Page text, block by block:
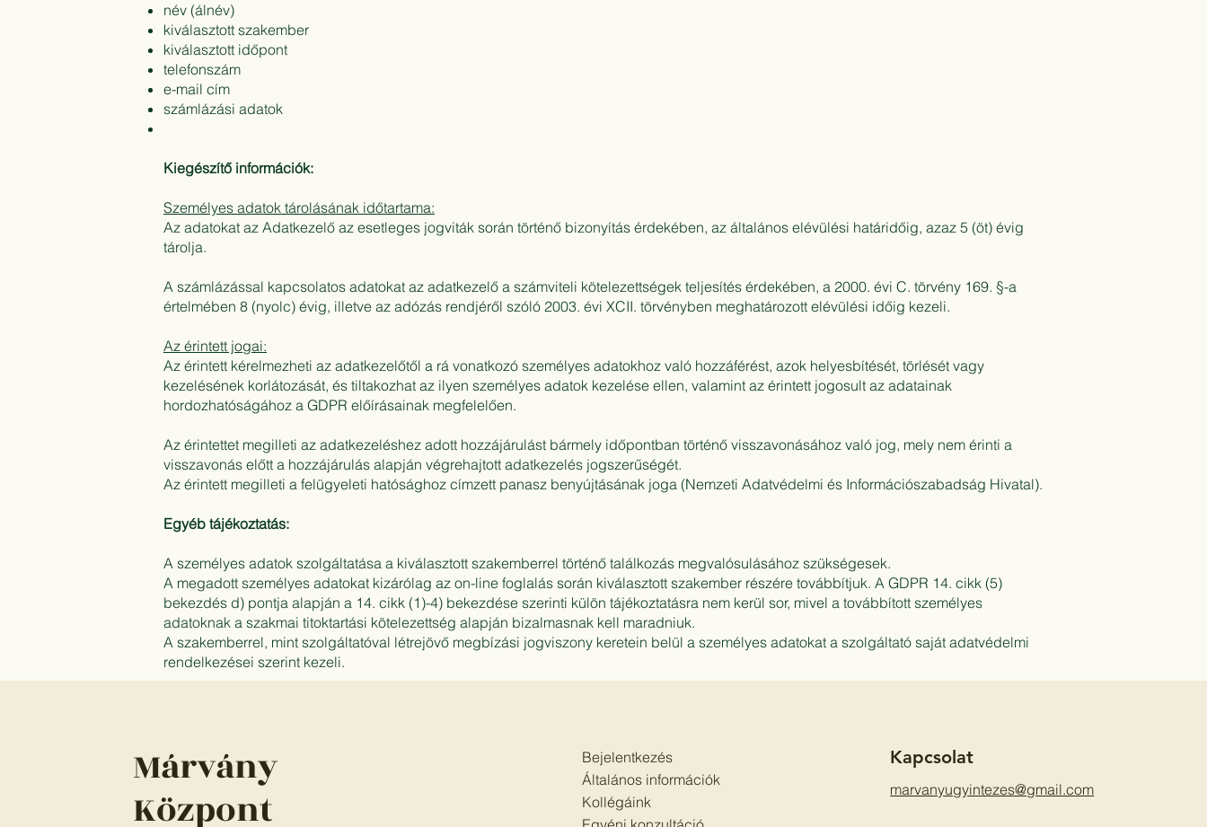
név (álnév)
kiválasztott szakember
kiválasztott időpont
telefonszám
e-mail cím
számlázási adatok
Kiegészítő információk:
Személyes adatok tárolásának időtartama:
Az adatokat az Adatkezelő az esetleges jogviták során történő bizonyítás érdekében, az általános elévülési határidőig, azaz 5 (öt) évig
tárolja.
A számlázással kapcsolatos adatokat az adatkezelő a számviteli kötelezettségek teljesítés érdekében, a 2000. évi C. törvény 169. §-a
értelmében 8 (nyolc) évig, illetve az adózás rendjéről szóló 2003. évi XCII. törvényben meghatározott elévülési időig kezeli.
Az érintett jogai:
Az érintett kérelmezheti az adatkezelőtől a rá vonatkozó személyes adatokhoz való hozzáférést, azok helyesbítését, törlését vagy
kezelésének korlátozását, és tiltakozhat az ilyen személyes adatok kezelése ellen, valamint az érintett jogosult az adatainak
hordozhatóságához a GDPR előírásainak megfelelően.
Az érintettet megilleti az adatkezeléshez adott hozzájárulást bármely időpontban történő visszavonásához való jog, mely nem érinti a
visszavonás előtt a hozzájárulás alapján végrehajtott adatkezelés jogszerűségét.
Az érintett megilleti a felügyeleti hatósághoz címzett panasz benyújtásának joga (Nemzeti Adatvédelmi és Információszabadság Hivatal).
Egyéb tájékoztatás:
A személyes adatok szolgáltatása a kiválasztott szakemberrel történő találkozás megvalósulásához szükségesek.
A megadott személyes adatokat kizárólag az on-line foglalás során kiválasztott szakember részére továbbítjuk. A GDPR 14. cikk (5)
bekezdés d) pontja alapján a 14. cikk (1)-4) bekezdése szerinti külön tájékoztatásra nem kerül sor, mivel a továbbított személyes
adatoknak a szakmai titoktartási kötelezettség alapján bizalmasnak kell maradniuk.
A szakemberrel, mint szolgáltatóval létrejövő megbízási jogviszony keretein belül a személyes adatokat a szolgáltató saját adatvédelmi
rendelkezései szerint kezeli.
Márvány
Központ
Bejelentkezés
Általános információk
Kollégáink
Kapcsolat
marvanyugyintezes@gmail.com